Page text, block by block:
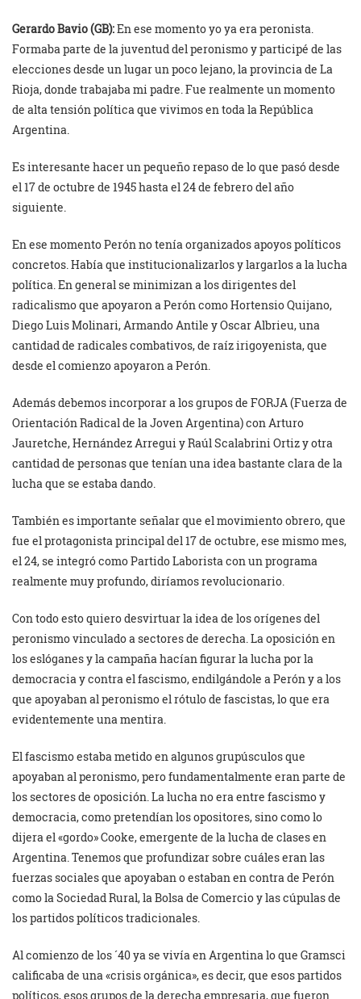
Gerardo Bavio (GB):En ese momento yo ya era peronista.
Formaba parte de la juventud del peronismo y participé de las
elecciones desde un lugar un poco lejano, la provincia de La
Rioja, donde trabajaba mi padre. Fue realmente un momento
de alta tensión política que vivimos en toda la República
Argentina.
Es interesante hacer un pequeño repaso de lo que pasó desde
el 17 de octubre de 1945 hasta el 24 de febrero del año
siguiente.
En ese momento Perón no tenía organizados apoyos políticos
concretos. Había que institucionalizarlos y largarlos a la lucha
política. En general se minimizan a los dirigentes del
radicalismo que apoyaron a Perón como Hortensio Quijano,
Diego Luis Molinari, Armando Antile y Oscar Albrieu, una
cantidad de radicales combativos, de raíz irigoyenista, que
desde el comienzo apoyaron a Perón.
Además debemos incorporar a los grupos de FORJA (Fuerza de
Orientación Radical de la Joven Argentina) con Arturo
Jauretche, Hernández Arregui y Raúl Scalabrini Ortiz y otra
cantidad de personas que tenían una idea bastante clara de la
lucha que se estaba dando.
También es importante señalar que el movimiento obrero, que
fue el protagonista principal del 17 de octubre, ese mismo mes,
el 24, se integró como Partido Laborista con un programa
realmente muy profundo, diríamos revolucionario.
Con todo esto quiero desvirtuar la idea de los orígenes del
peronismo vinculado a sectores de derecha. La oposición en
los eslóganes y la campaña hacían figurar la lucha por la
democracia y contra el fascismo, endilgándole a Perón y a los
que apoyaban al peronismo el rótulo de fascistas, lo que era
evidentemente una mentira.
El fascismo estaba metido en algunos grupúsculos que
apoyaban al peronismo, pero fundamentalmente eran parte de
los sectores de oposición. La lucha no era entre fascismo y
democracia, como pretendían los opositores, sino como lo
dijera el «gordo» Cooke, emergente de la lucha de clases en
Argentina. Tenemos que profundizar sobre cuáles eran las
fuerzas sociales que apoyaban o estaban en contra de Perón
como la Sociedad Rural, la Bolsa de Comercio y las cúpulas de
los partidos políticos tradicionales.
Al comienzo de los ´40 ya se vivía en Argentina lo que Gramsci
calificaba de una «crisis orgánica», es decir, que esos partidos
políticos, esos grupos de la derecha empresaria, que fueron